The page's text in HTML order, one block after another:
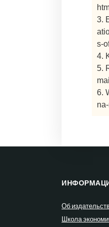
3.
s-
4.
5.
6.
Об
Школа